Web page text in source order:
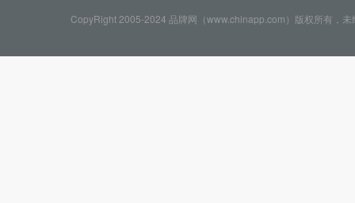
CopyRight 2005-2024 品牌网（www.chinapp.com）版权所有，